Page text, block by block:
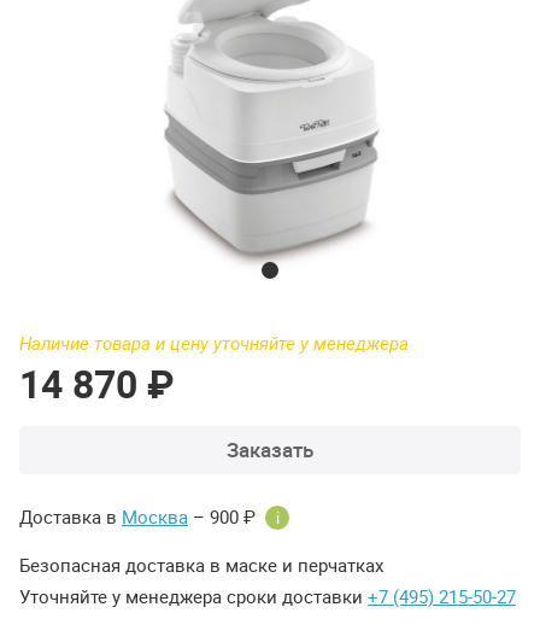
Наличие товара и цену уточняйте у менеджера
14 870 ₽
Заказать
Доставка в Москва – 900 ₽ i
Безопасная доставка в маске и перчатках
Уточняйте у менеджера сроки доставки +7 (495) 215-50-27